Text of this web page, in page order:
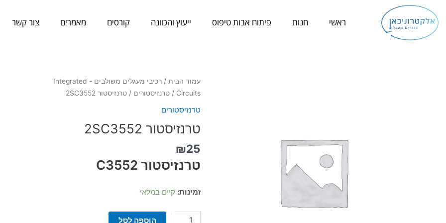
לתוכן
ראשי חנות פיתוח אבות טיפוס ייעוץ והכוונה קורסים מאמרים צור קשר
עמוד הבית/
רכיבי מעגלים משולבים - Integrated
Circuits
/ טרנזיסטורים / טרנזיסטור 2SC3552
טרנזיסטורים
טרנזיסטור 2SC3552
₪25
טרנזיסטור C3552
זמינות: קיים במלאי
כמות
של
הוספה לסל